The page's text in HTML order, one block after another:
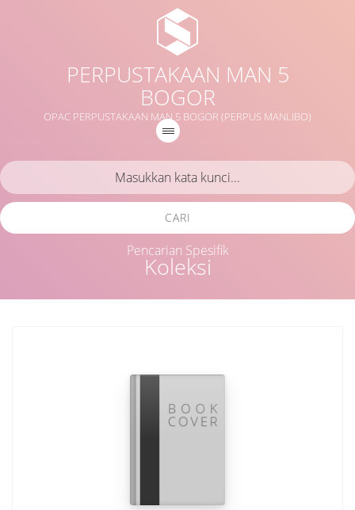
PERPUSTAKAAN MAN 5
BOGOR
OPAC PERPUSTAKAAN MAN 5 BOGOR (PERPUS MANLIBO)
Koleksi
CARI
Pencarian Spesifik